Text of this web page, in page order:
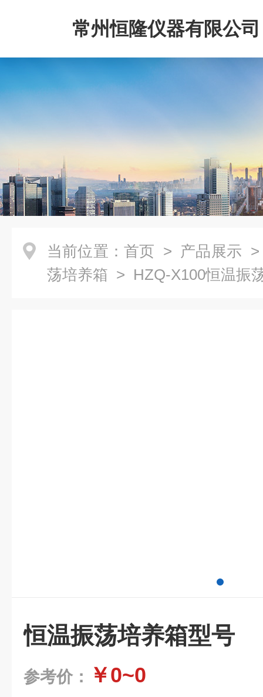
常州恒隆仪器有限公司
当前位置： 首页 > 产品展示
荡培养箱 > HZQ-X100恒温振
恒温振荡培养箱型号
参考价： ￥0~0